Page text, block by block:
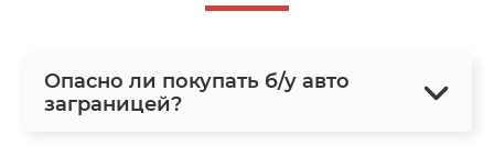
Опасно ли покупать б/у авто
заграницей?